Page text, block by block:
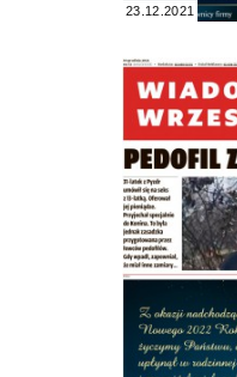
23.12.2021